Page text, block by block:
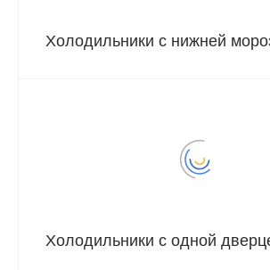
Холодильники с нижней
Холодильники с одной